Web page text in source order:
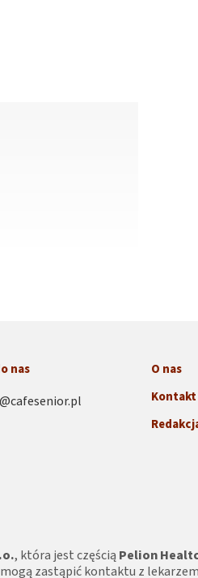
nas
O nas
Kontakt
, która jest częścią Pelion
zastąpić kontaktu z